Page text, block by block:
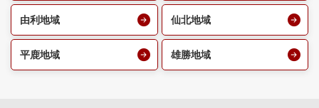
由利地域 仙北地域
平鹿地域 雄勝地域